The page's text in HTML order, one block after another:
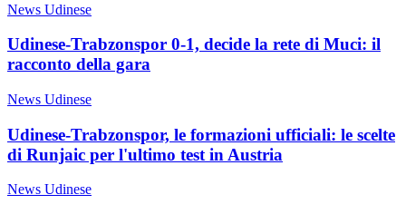
News Udinese
Udinese-Trabzonspor 0-1, decide la rete di Muci: il
racconto della gara
News Udinese
Udinese-Trabzonspor, le formazioni ufficiali: le scelte
di Runjaic per l'ultimo test in Austria
News Udinese